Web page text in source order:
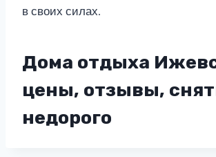
в своих силах.
Дома отдыха
цены, отзывы,
недорого